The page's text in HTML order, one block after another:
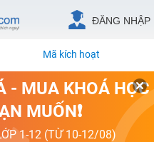
ĐĂNG NHẬP
Mã kích hoạt
- MUA KHOÁ HỌC
MUỐN❗
1-12 (TỪ 10-12/08)